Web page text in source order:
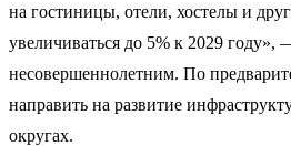
на гостиницы, отели, хостелы и
увеличиваться до 5% к 2029
несовершеннолетним. По
направить на развитие
округах.